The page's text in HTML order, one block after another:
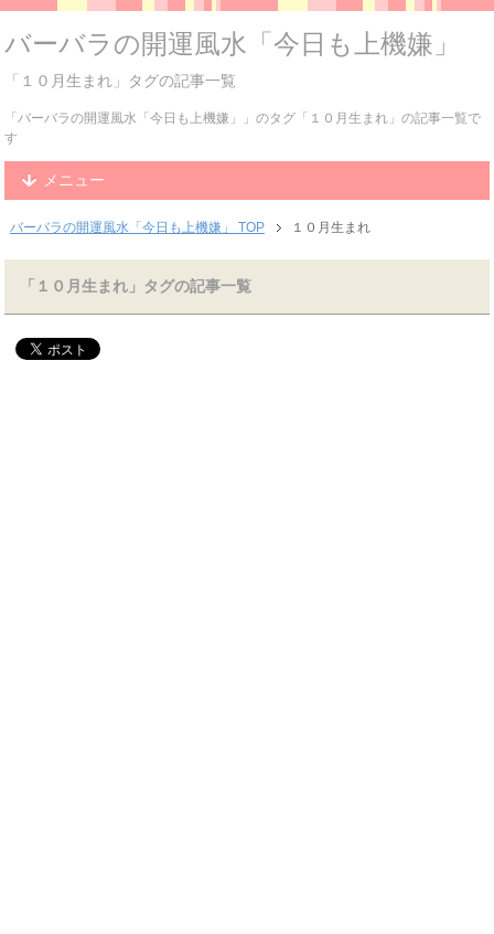
バーバラの開運風水「今日も上機嫌」
「１０月生まれ」タグの記事一覧
「バーバラの開運風水「今日も上機嫌」」のタグ「１０月生まれ」の記事一覧で
す
メニュー
バーバラの開運風水「今日も上機嫌」 TOP １０月生まれ
「１０月生まれ」タグの記事一覧